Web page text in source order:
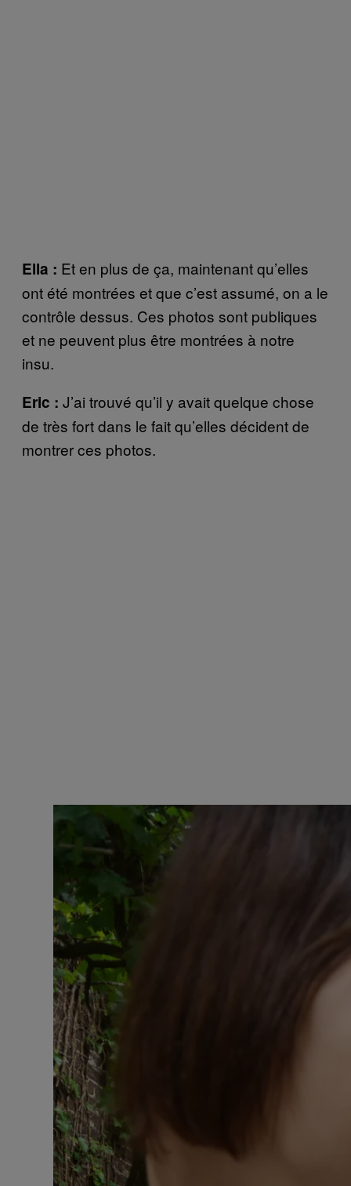
Ella : Et en plus de ça, maintenant qu’elles
ont été montrées et que c’est assumé, on a le
contrôle dessus. Ces photos sont publiques
et ne peuvent plus être montrées à notre
insu.
Eric : J’ai trouvé qu’il y avait quelque chose
de très fort dans le fait qu’elles décident de
montrer ces photos.